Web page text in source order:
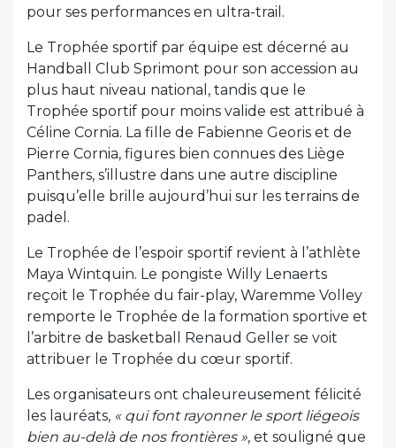
pour ses performances en ultra-trail.
Le Trophée sportif par équipe est décerné au
Handball Club Sprimont pour son accession au
plus haut niveau national, tandis que le
Trophée sportif pour moins valide est attribué à
Céline Cornia. La fille de Fabienne Georis et de
Pierre Cornia, figures bien connues des Liège
Panthers, s’illustre dans une autre discipline
puisqu’elle brille aujourd’hui sur les terrains de
padel.
Le Trophée de l’espoir sportif revient à l’athlète
Maya Wintquin. Le pongiste Willy Lenaerts
reçoit le Trophée du fair-play, Waremme Volley
remporte le Trophée de la formation sportive et
l’arbitre de basketball Renaud Geller se voit
attribuer le Trophée du cœur sportif.
Les organisateurs ont chaleureusement félicité
les lauréats, « qui font rayonner le sport liégeois
bien au-delà de nos frontières », et souligné que